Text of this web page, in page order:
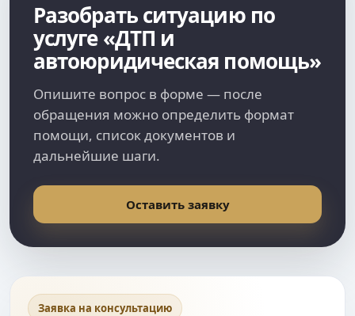
Разобрать ситуацию по
услуге «ДТП и
автоюридическая помощь»
Опишите вопрос в форме — после
обращения можно определить формат
помощи, список документов и
дальнейшие шаги.
Оставить заявку
Заявка на консультацию